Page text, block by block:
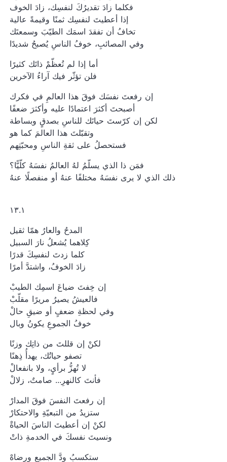
فكلما زادَ تقديرُكَ لنفسِك، زادَ الخوف
إذا أعطيتَ لنفسِك ثمنًا وقيمةً عالية
تخافُ أن تفقدَ اسمَك الطيّبَ وسمعتَك
وفي المصائبِ، خوفُ الناسِ يُصبحُ شديدًا
أما إذا لم تُعظّمْ ذاتَك كثيرًا
فلن تؤثّر فيك آراءُ الآخرين
إن رفعتَ نفسَك فوقَ هذا العالمِ في فكرك
أصبحتَ أكثرَ اعتمادًا عليه وأكثرَ ضعفًا
لكن إن كرّستَ حياتَك للناسِ بصدقٍ وبساطة
وتقبّلتَ هذا العالمَ كما هو
فستحصلُ على ثقةِ الناسِ ومحبّتِهم
فمَن ذا الذي يسلّمُ لهُ العالمُ نفسَهُ كلّيًّا؟
ذلك الذي لا يرى نفسَهُ مختلفًا عنهُ أو منفصلًا عنهُ
١٣.١
المدحُ والعارُ همّا ثقيل
كِلاهما يُشعلُ نارَ السبيل
كلما زدتَ لنفسِكَ قدرًا
زادَ الخوفُ، واشتدَّ أمرًا
إن خِفتَ ضياعَ اسمِك الطيبْ
فالعيشُ يصيرُ مريرًا مقلّبْ
وفي لحظةِ ضعفٍ أو ضيقِ حالْ
خوفُ الجموعِ يكونُ وبال
لكنْ إن قللتَ من ذاتِك وزنًا
تصفو حياتُك، يهدأُ ذِهنًا
لا تُهزُّ برأيٍ، ولا بانفعالْ
فأنتَ كالنهرِ... صامتٌ، زلالْ
إن رفعتَ النفسَ فوقَ المدارْ
ستزيدُ من التبعيّةِ والاحتكارْ
لكنْ إن أعطيتَ الناسَ الحياةْ
ونسيتَ نفسكَ في الخدمةِ ذاتْ
ستكسبُ ودَّ الجميعِ ورضاهْ